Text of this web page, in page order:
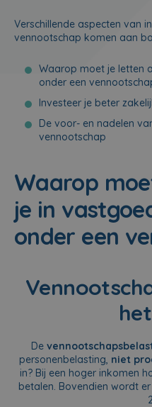
Verschillende aspecten van
vennootschap komen aan
Waarop moet je letten
onder een
Investeer je beter
De voor- en nadelen
vennootschap
Waarop
je in
onder een
De
personenbelasting, niet
in? Bij een hoger inkomen
betalen. Bovendien wordt